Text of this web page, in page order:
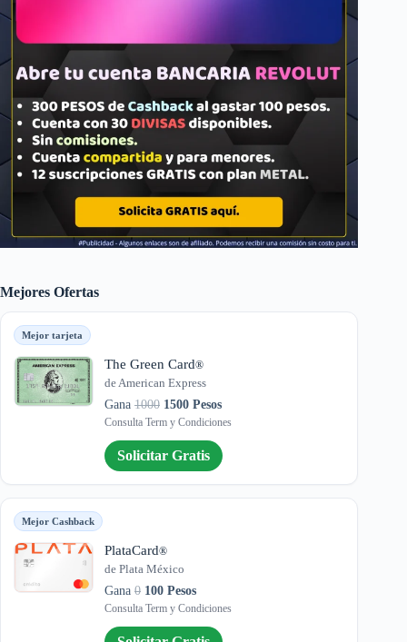
Mejores Ofertas
Mejor tarjeta
The Green Card®
de American Express
Gana 1000 1500 Pesos
Consulta Term y Condiciones
Solicitar Gratis
Mejor Cashback
PlataCard®
de Plata México
Gana 0 100 Pesos
Consulta Term y Condiciones